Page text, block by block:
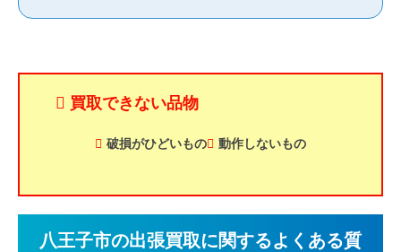
買取できない品物
破損がひどいもの 動作しないもの
八王子市の出張買取に関するよくある質